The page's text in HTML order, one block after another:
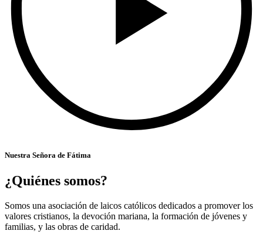
Nuestra Señora de Fátima
¿Quiénes somos?
Somos una asociación de laicos católicos dedicados a promover los
valores cristianos, la devoción mariana, la formación de jóvenes y
familias, y las obras de caridad.